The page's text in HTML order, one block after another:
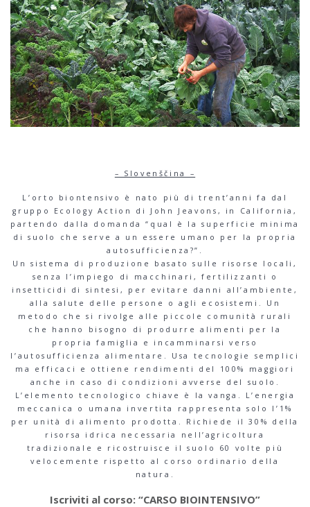
– Slovenščina –
L’orto biontensivo è nato più di trent’anni fa dal
gruppo Ecology Action di John Jeavons, in California,
partendo dalla domanda “qual è la superficie minima
di suolo che serve a un essere umano per la propria
autosufficienza?”.
Un sistema di produzione basato sulle risorse locali,
senza l’impiego di macchinari, fertilizzanti o
insetticidi di sintesi, per evitare danni all’ambiente,
alla salute delle persone o agli ecosistemi. Un
metodo che si rivolge alle piccole comunità rurali
che hanno bisogno di produrre alimenti per la
propria famiglia e incamminarsi verso
l’autosufficienza alimentare. Usa tecnologie semplici
ma efficaci e ottiene rendimenti del 100% maggiori
anche in caso di condizioni avverse del suolo.
L’elemento tecnologico chiave è la vanga. L’energia
meccanica o umana invertita rappresenta solo l’1%
per unità di alimento prodotta. Richiede il 30% della
risorsa idrica necessaria nell’agricoltura
tradizionale e ricostruisce il suolo 60 volte più
velocemente rispetto al corso ordinario della
natura.
Iscriviti al corso: “CARSO BIOINTENSIVO”